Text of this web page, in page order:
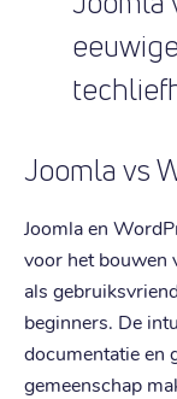
Joomla vs
Joomla en
voor het bouwen
als
beginners. De
documentatie en
gemeenschap